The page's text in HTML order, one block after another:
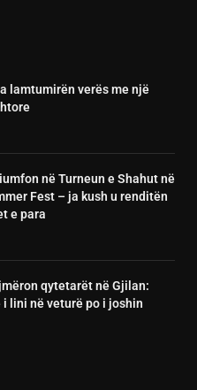
lamtumirën verës me një
në Turneun e Shahut në
Fest – ja kush u renditën
e para
qytetarët në Gjilan:
i lini në veturë po i joshin